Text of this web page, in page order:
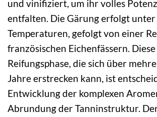
und vinifiziert, um ihr volles
entfalten. Die Gärung erfolgt
Temperaturen, gefolgt von einer
französischen Eichenfässern. Diese
Reifungsphase, die sich über
Jahre erstrecken kann, ist
Entwicklung der komplexen
Abrundung der Tanninstruktur.